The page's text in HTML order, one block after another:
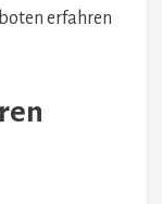
erfahren